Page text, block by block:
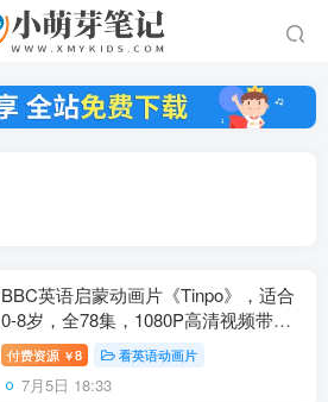
BBC英语启蒙动画片《Tinpo》，适合
0-8岁，全78集，1080P高清视频带英
文字幕，百度云网盘下载
付费资源 ￥8 看英语动画片
7月5日 18:33